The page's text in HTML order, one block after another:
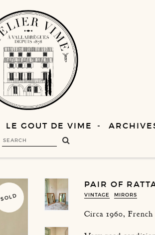
LE GOUT DE VIME
SOLD
PAIR OF
VINTAGE MIRORS
Circa 1960,